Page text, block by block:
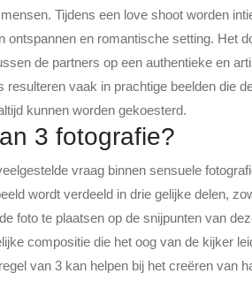
Tijdens een love shoot worden
ontspannen en romantische setting. Het
de partners op een authentieke en
vaak in prachtige beelden die
kunnen worden gekoesterd.
3 fotografie?
vraag binnen sensuele
wordt verdeeld in drie gelijke delen,
foto te plaatsen op de snijpunten van
compositie die het oog van de kijker
van 3 kan helpen bij het creëren van